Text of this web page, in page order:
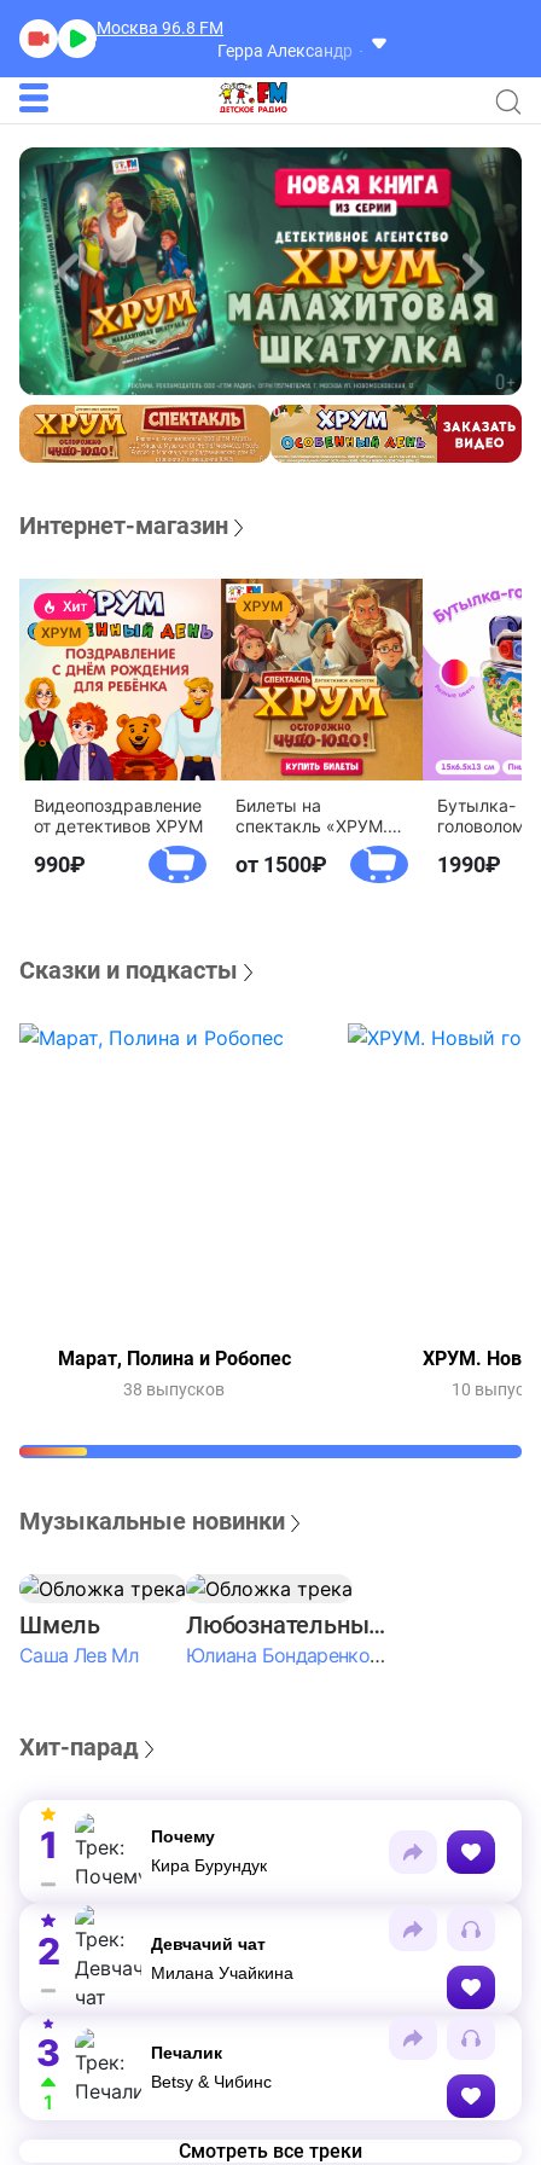
Москва 96.8 FM
Герра Александр
Разговоры
Интернет-магазин
Видеопоздравление
от детективов ХРУМ
990
Билеты на
спектакль «ХРУМ.
Осторожно, Чудо-
Юдо!»
от 1500
Бутылка-
агентство
1990
Сказки и подкасты
Марат, Полина и Робопес
38 выпусков
ХРУМ.
10
Музыкальные новинки
Шмель
Саша Лев Мл
Любознательные Дети
Юлиана Бондаренко & Амелия Колпакова & Егор Егоров & Валерия Шевченко & Ксюша Косичкина
Хит-парад
1
Почему
Кира Бурундук
2
Девчачий чат
Милана Учайкина
3
1
Печалик
Betsy & Чибинс
Смотреть все треки